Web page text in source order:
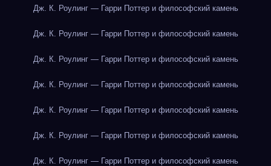
Дж. К. Роулинг — Гарри Поттер и философский камень
Дж. К. Роулинг — Гарри Поттер и философский камень
Дж. К. Роулинг — Гарри Поттер и философский камень
Дж. К. Роулинг — Гарри Поттер и философский камень
Дж. К. Роулинг — Гарри Поттер и философский камень
Дж. К. Роулинг — Гарри Поттер и философский камень
Дж. К. Роулинг — Гарри Поттер и философский камень